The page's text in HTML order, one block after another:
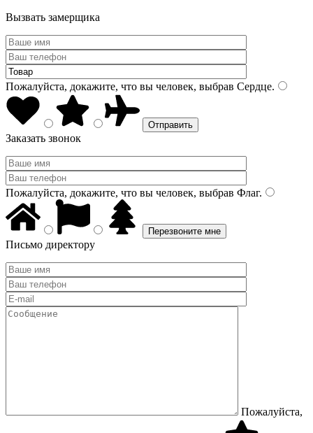
Вызвать замерщика
Пожалуйста, докажите, что вы человек, выбрав Сердце.
Заказать звонок
Пожалуйста, докажите, что вы человек, выбрав Флаг.
Письмо директору
Пожалуйста,